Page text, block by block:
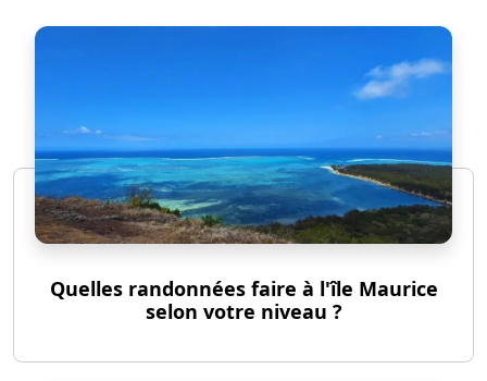
Quelles randonnées faire à l'île Maurice
selon votre niveau ?